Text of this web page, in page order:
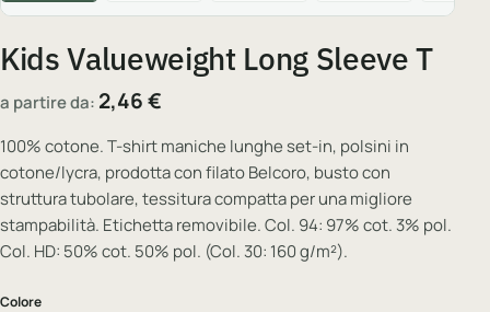
Kids Valueweight Long Sleeve T
a partire da: 2,46€
100% cotone. T-shirt maniche lunghe set-in, polsini in
cotone/lycra, prodotta con filato Belcoro, busto con
struttura tubolare, tessitura compatta per una migliore
stampabilità. Etichetta removibile. Col. 94: 97% cot. 3% pol.
Col. HD: 50% cot. 50% pol. (Col. 30: 160 g/m²).
Colore